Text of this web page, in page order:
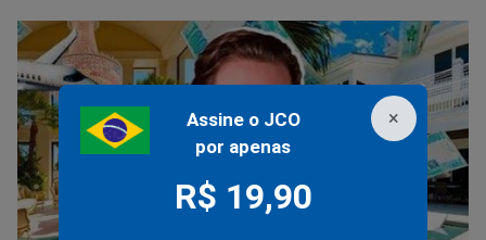
×
Assine o JCO
por apenas
R$ 19,90